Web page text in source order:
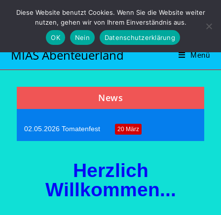
NicoleHuffelmann Mobil: 01727147073
Email: info@mias-abenteuerland.com
MIAS Abenteuerland Menü
News
Geöffneter Samstag 30.05.2026 20 März
Geöffneter Samstag 28.03.2026 20 März
Herzlich
Willkommen...
Diese Website benutzt Cookies. Wenn Sie die Website weiter
nutzen, gehen wir von Ihrem Einverständnis aus.
OK
Nein Datenschutzerklärung